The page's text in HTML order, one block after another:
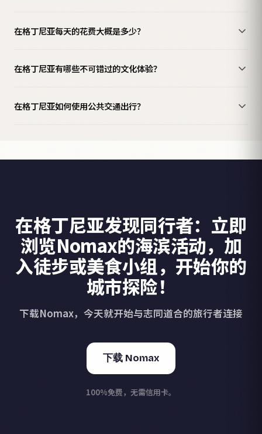
在格丁尼亚每天的花费大概是多少？
在格丁尼亚有哪些不可错过的文化体验？
在格丁尼亚如何使用公共交通出行？
在格丁尼亚发现同行者：立即
浏览Nomax的海滨活动，加
入徒步或美食小组，开始你的
城市探险！
下载Nomax，今天就开始与志同道合的旅行者连接
下载 Nomax
100%免费，无需信用卡。